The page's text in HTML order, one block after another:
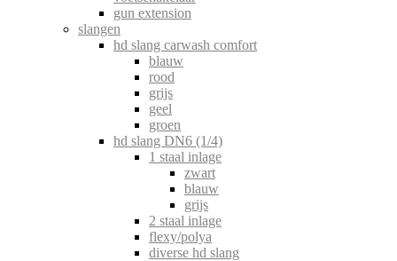
gun extension
slangen
hd slang carwash comfort
blauw
rood
grijs
geel
groen
hd slang DN6 (1/4)
1 staal inlage
zwart
blauw
grijs
2 staal inlage
flexy/polya
diverse hd slang